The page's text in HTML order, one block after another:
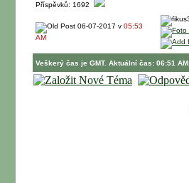
Příspěvků: 1692
06-07-2017 v 05:53
AM
Veškerý čas je GMT. Aktuální čas: 06:51 AM.